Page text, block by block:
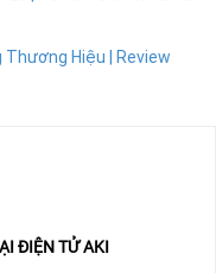
Thương Hiệu | Review
ĐIỆN TỬ AKI